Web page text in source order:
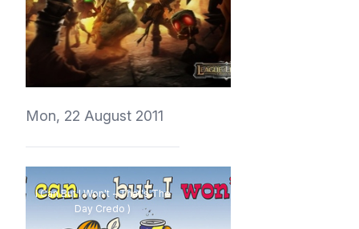
vedmich
Mon, 22 August 2011
I Can But I Won't - That's The
Day Credo )